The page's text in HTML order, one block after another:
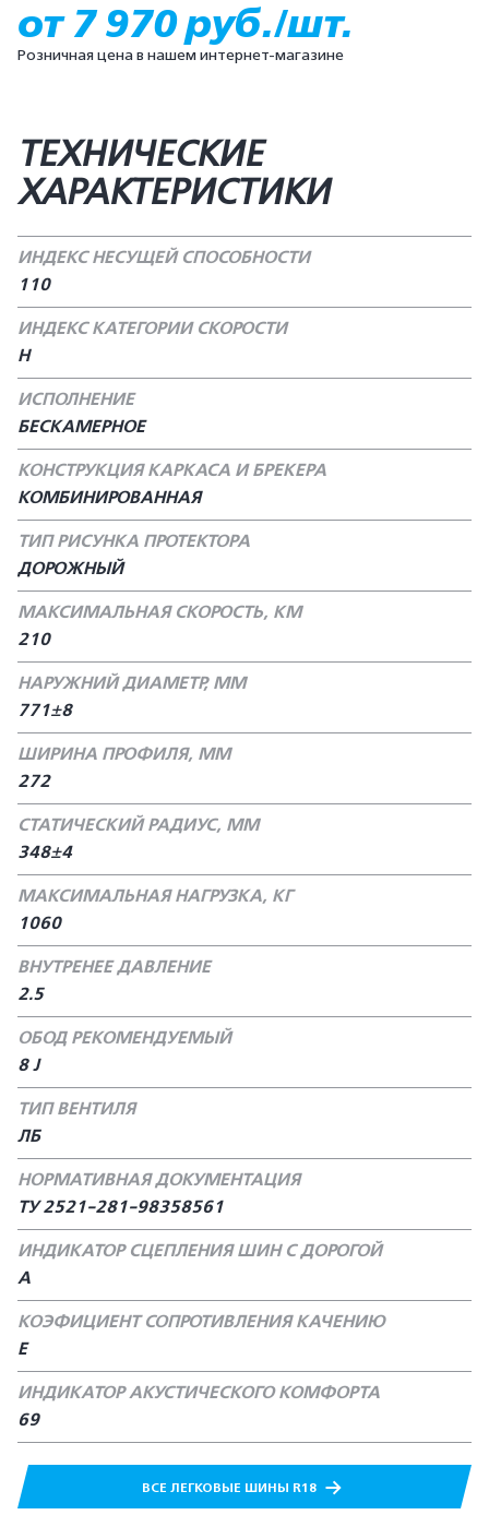
от 7 970 руб./шт.
Розничная цена в нашем интернет-магазине
ТЕХНИЧЕСКИЕ
ХАРАКТЕРИСТИКИ
ИНДЕКС НЕСУЩЕЙ СПОСОБНОСТИ
110
ИНДЕКС КАТЕГОРИИ СКОРОСТИ
H
ИСПОЛНЕНИЕ
БЕСКАМЕРНОЕ
КОНСТРУКЦИЯ КАРКАСА И БРЕКЕРА
КОМБИНИРОВАННАЯ
ТИП РИСУНКА ПРОТЕКТОРА
ДОРОЖНЫЙ
МАКСИМАЛЬНАЯ СКОРОСТЬ, КМ
210
НАРУЖНИЙ ДИАМЕТР, ММ
771±8
ШИРИНА ПРОФИЛЯ, ММ
272
СТАТИЧЕСКИЙ РАДИУС, ММ
348±4
МАКСИМАЛЬНАЯ НАГРУЗКА, КГ
1060
ВНУТРЕНЕЕ ДАВЛЕНИЕ
2.5
ОБОД РЕКОМЕНДУЕМЫЙ
8 J
ТИП ВЕНТИЛЯ
ЛБ
НОРМАТИВНАЯ ДОКУМЕНТАЦИЯ
ТУ 2521-281-98358561
ИНДИКАТОР СЦЕПЛЕНИЯ ШИН С ДОРОГОЙ
А
КОЭФИЦИЕНТ СОПРОТИВЛЕНИЯ КАЧЕНИЮ
Е
ИНДИКАТОР АКУСТИЧЕСКОГО КОМФОРТА
69
ВСЕ ЛЕГКОВЫЕ ШИНЫ R18